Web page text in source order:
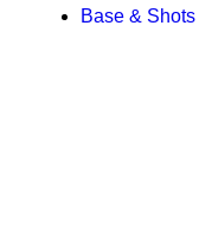
Base & Shots